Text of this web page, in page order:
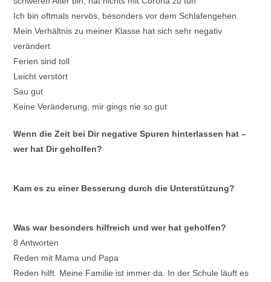
Ich bin oftmals nervös, besonders vor dem Schlafengehen.
Mein Verhältnis zu meiner Klasse hat sich sehr negativ
verändert
Ferien sind toll
Leicht verstört
Sau gut
Keine Veränderung, mir gings nie so gut
Wenn die Zeit bei Dir negative Spuren hinterlassen hat –
wer hat Dir geholfen?
Kam es zu einer Besserung durch die Unterstützung?
Was war besonders hilfreich und wer hat geholfen?
8 Antworten
Reden mit Mama und Papa
Reden hilft. Meine Familie ist immer da. In der Schule läuft es